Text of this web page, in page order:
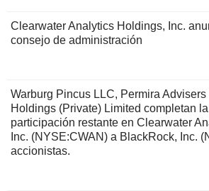
Clearwater Analytics Holdings, Inc.
consejo de administración
Warburg Pincus LLC, Permira Advisers
Holdings (Private) Limited completan
participación restante en Clearwater
Inc. (NYSE:CWAN) a BlackRock, Inc.
accionistas.